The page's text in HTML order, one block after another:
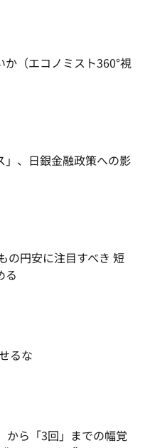
か（エコノミスト360°視
、日銀金融政策への影
の円安に注目すべき 短
る
るな
から「3回」までの幅覚